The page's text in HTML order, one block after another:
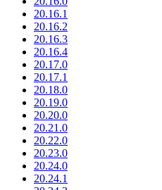
20.16.1
20.16.2
20.16.3
20.16.4
20.17.0
20.17.1
20.18.0
20.19.0
20.20.0
20.21.0
20.22.0
20.23.0
20.24.0
20.24.1